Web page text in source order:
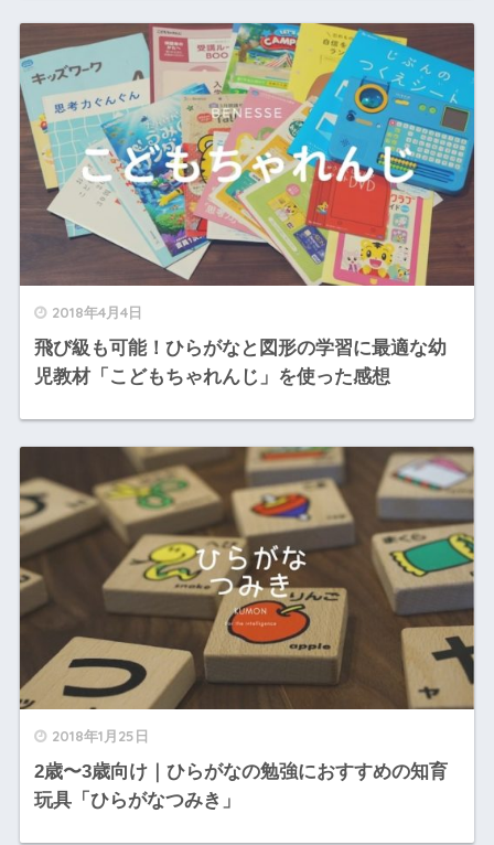
2018年4月4日
飛び級も可能！ひらがなと図形の学習に最適な幼
児教材「こどもちゃれんじ」を使った感想
2018年1月25日
2歳〜3歳向け｜ひらがなの勉強におすすめの知育
玩具「ひらがなつみき」